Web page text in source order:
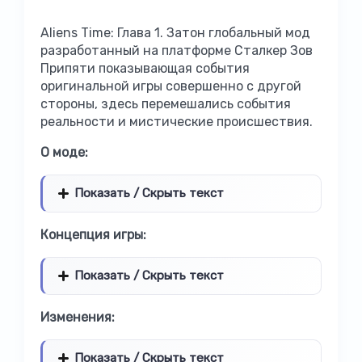
Aliens Time: Глава 1. Затон глобальный мод
разработанный на платформе Сталкер Зов
Припяти показывающая события
оригинальной игры совершенно с другой
стороны, здесь перемешались события
реальности и мистические происшествия.
О моде:
Показать / Скрыть текст
Концепция игры:
Показать / Скрыть текст
Изменения:
Показать / Скрыть текст